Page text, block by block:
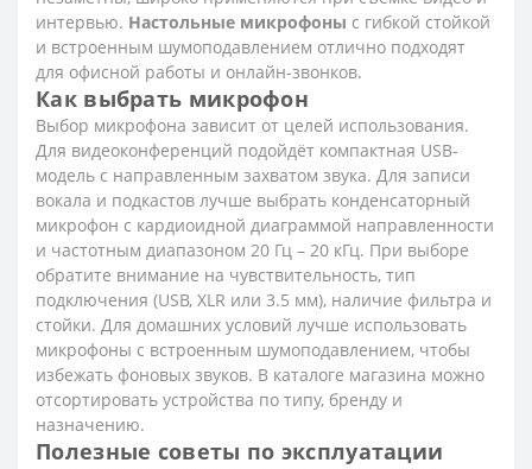
интервью. Настольные микрофоны с гибкой стойкой
и встроенным шумоподавлением отлично подходят
для офисной работы и онлайн-звонков.
Как выбрать микрофон
Выбор микрофона зависит от целей использования.
Для видеоконференций подойдёт компактная USB-
модель с направленным захватом звука. Для записи
вокала и подкастов лучше выбрать конденсаторный
микрофон с кардиоидной диаграммой направленности
и частотным диапазоном 20 Гц – 20 кГц. При выборе
обратите внимание на чувствительность, тип
подключения (USB, XLR или 3.5 мм), наличие фильтра и
стойки. Для домашних условий лучше использовать
микрофоны с встроенным шумоподавлением, чтобы
избежать фоновых звуков. В каталоге магазина можно
отсортировать устройства по типу, бренду и
назначению.
Полезные советы по эксплуатации